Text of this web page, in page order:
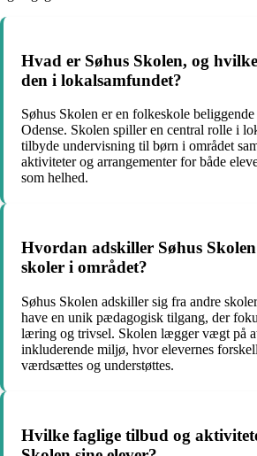
Hvad er Søhus Skolen, og
den i lokalsamfundet?
Søhus Skolen er en folkeskole
Odense. Skolen spiller en central rolle i
tilbyde undervisning til børn i området
aktiviteter og arrangementer for både
som helhed.
Hvordan adskiller Søhus
skoler i området?
Søhus Skolen adskiller sig fra andre
have en unik pædagogisk tilgang, der
læring og trivsel. Skolen lægger vægt på
inkluderende miljø, hvor elevernes
værdsættes og understøttes.
Hvilke faglige tilbud og